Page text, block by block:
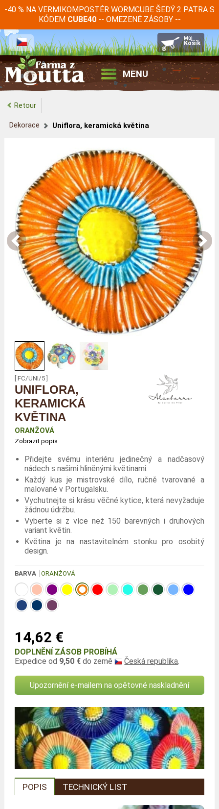
-40 % NA VERMIKOMPOSTÉR WORMCUBE ŠEDÝ 2 PATRA S
KÓDEM CUBE40-- OMEZENÉ ZÁSOBY --
MENU
Retour
Dekorace Uniflora, keramická květina
[ FC/UNI/5 ]
UNIFLORA,
KERAMICKÁ
KVĚTINA
ORANŽOVÁ
Zobrazit popis
Přidejte svému interiéru jedinečný a nadčasový
nádech s našimi hliněnými květinami.
Každý kus je mistrovské dílo, ručně tvarované a
malované v Portugalsku.
Vychutnejte si krásu věčné kytice, která nevyžaduje
žádnou údržbu.
Vyberte si z více než 150 barevných i druhových
variant květin.
Květina je na nastavitelném stonku pro osobitý
design.
BARVA ORANŽOVÁ
14,62 €
DOPLNĚNÍ ZÁSOB PROBÍHÁ
Expedice od 9,50 € do země Česká republika
Upozornění e-mailem na opětovné naskladnění
POPIS TECHNICKÝ LIST